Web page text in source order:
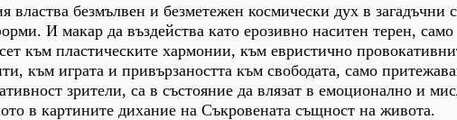
властва безмълвен и безметежен космически дух в загадъчни
И макар да въздейства като ерозивно наситен терен, само
към пластическите хармонии, към евристично
към играта и привързаността към свободата, само
зрители, са в състояние да влязат в емоционално и
в картините дихание на Съкровената същност на живота.